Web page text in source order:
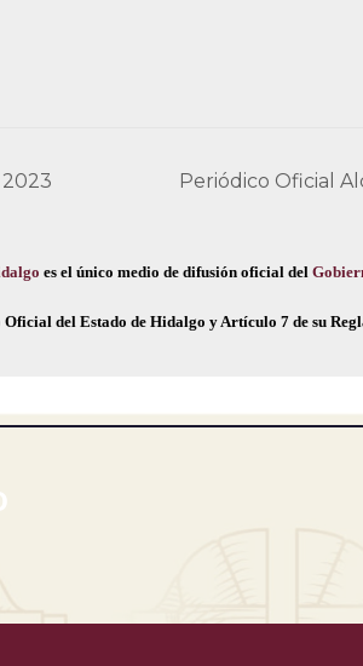
Periódico Oficial
es el único medio de difusión oficial del
del Estado de Hidalgo y Artículo 7 de su